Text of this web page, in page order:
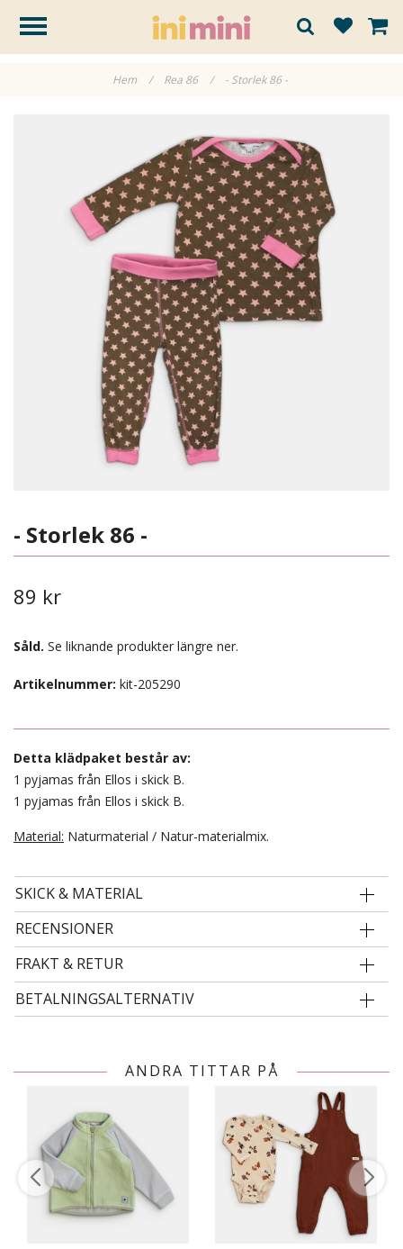
Hem / Rea 86 / - Storlek 86 -
- Storlek 86 -
89 kr
Såld. Se liknande produkter längre ner.
Artikelnummer: kit-205290
Detta klädpaket består av:
1 pyjamas från Ellos i skick B.
1 pyjamas från Ellos i skick B.
Material: Naturmaterial / Natur-materialmix.
SKICK & MATERIAL
RECENSIONER
FRAKT & RETUR
BETALNINGSALTERNATIV
ANDRA TITTAR PÅ